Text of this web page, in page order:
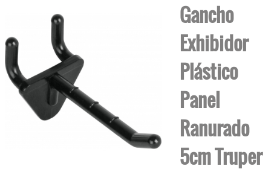
Gancho
Exhibidor
Plástico
Panel
Ranurado
5cm Truper